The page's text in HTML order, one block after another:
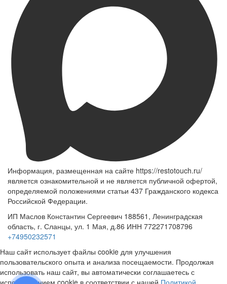
Информация, размещенная на сайте https://restotouch.ru/
является ознакомительной и не является публичной офертой,
определяемой положениями статьи 437 Гражданского кодекса
Российской Федерации.
ИП Маслов Константин Сергеевич 188561, Ленинградская
область, г. Сланцы, ул. 1 Мая, д.86 ИНН 772271708796
+74950232571
Наш сайт использует файлы cookie для улучшения
пользовательского опыта и анализа посещаемости. Продолжая
использовать наш сайт, вы автоматически соглашаетесь с
использованием cookie в соответствии с нашей Политикой